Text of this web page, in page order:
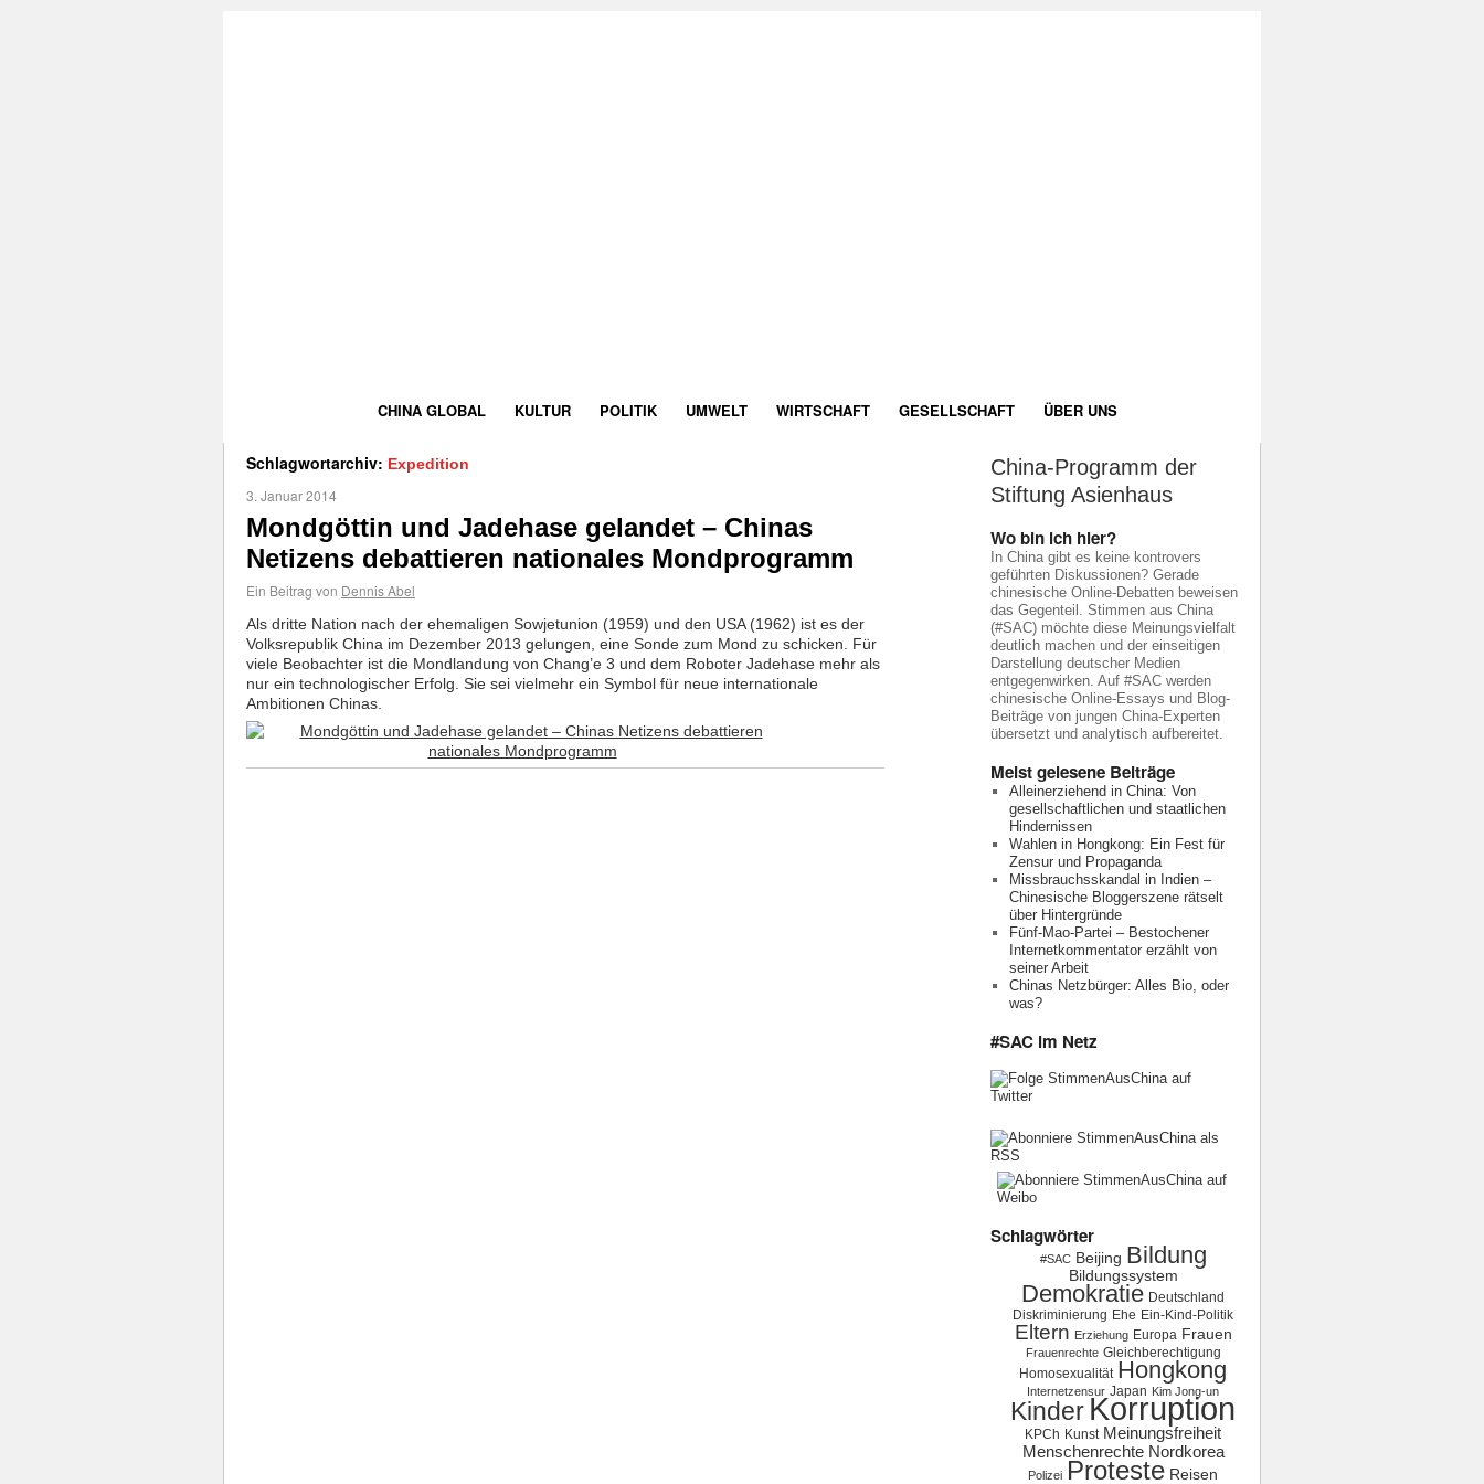
CHINA GLOBAL KULTUR POLITIK UMWELT WIRTSCHAFT GESELLSCHAFT ÜBER UNS
Schlagwortarchiv: Expedition
3. Januar 2014
Mondgöttin und Jadehase gelandet – Chinas
Netizens debattieren nationales Mondprogramm
Ein Beitrag von Dennis Abel
Als dritte Nation nach der ehemaligen Sowjetunion (1959) und den USA (1962) ist es der
Volksrepublik China im Dezember 2013 gelungen, eine Sonde zum Mond zu schicken. Für
viele Beobachter ist die Mondlandung von Chang’e 3 und dem Roboter Jadehase mehr als
nur ein technologischer Erfolg. Sie sei vielmehr ein Symbol für neue internationale
Ambitionen Chinas.
China-Programm der
Stiftung Asienhaus
Wo bin ich hier?
In China gibt es keine kontrovers
geführten Diskussionen? Gerade
chinesische Online-Debatten beweisen
das Gegenteil. Stimmen aus China
(#SAC) möchte diese Meinungsvielfalt
deutlich machen und der einseitigen
Darstellung deutscher Medien
entgegenwirken. Auf #SAC werden
chinesische Online-Essays und Blog-
Beiträge von jungen China-Experten
übersetzt und analytisch aufbereitet.
Meist gelesene Beiträge
Alleinerziehend in China: Von
gesellschaftlichen und staatlichen
Hindernissen
Wahlen in Hongkong: Ein Fest für
Zensur und Propaganda
Missbrauchsskandal in Indien –
Chinesische Bloggerszene rätselt
über Hintergründe
Fünf-Mao-Partei – Bestochener
Internetkommentator erzählt von
seiner Arbeit
Chinas Netzbürger: Alles Bio, oder
was?
#SAC im Netz
Schlagwörter
#SAC Beijing Bildung
Bildungssystem
Demokratie Deutschland
Diskriminierung Ehe Ein-Kind-Politik
Eltern Erziehung Europa Frauen
Frauenrechte Gleichberechtigung
Homosexualität Hongkong
Internetzensur Japan Kim Jong-un
KinderKorruption
KPCh Kunst Meinungsfreiheit
Menschenrechte Nordkorea
Polizei Proteste Reisen